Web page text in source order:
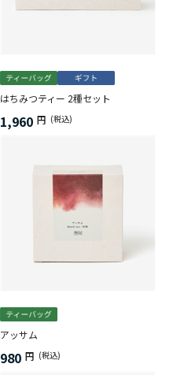
はちみつティー 2種セット
1,960 円 (税込)
アッサム
980 円 (税込)